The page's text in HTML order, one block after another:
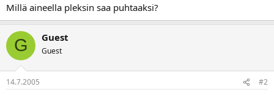
t
a
j
a
Millä aineella pleksin saa puhtaaksi?
G Guest
Guest
14.7.2005 #2